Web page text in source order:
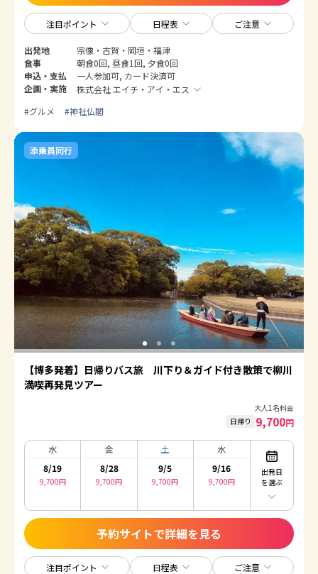
注目ポイント 日程表 ご注意
出発地
宗像・古賀・岡垣・福津
食事
朝食0回, 昼食1回, 夕食0回
申込・支払
一人参加可, カード決済可
企画・実施
株式会社 エイチ・アイ・エス
#グルメ #神社仏閣
添乗員同行
【博多発着】日帰りバス旅 川下り＆ガイド付き散策で柳川
満喫再発見ツアー
大人1名料金
日帰り 9,700円
水
8/19
9,700円
金
8/28
9,700円
土
9/5
9,700円
水
9/16
9,700円
出発日
を選ぶ
予約サイトで詳細を見る
注目ポイント 日程表 ご注意